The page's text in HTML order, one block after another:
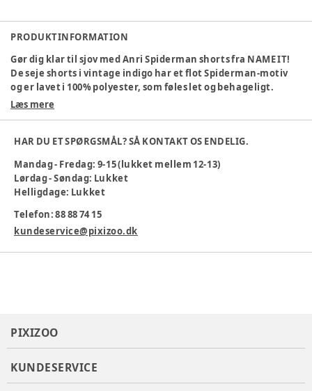
PRODUKTINFORMATION
Gør dig klar til sjov med Anri Spiderman shorts fra NAME IT!
De seje shorts i vintage indigo har et flot Spiderman-motiv
og er lavet i 100% polyester, som føles let og behageligt.
Perfekte til aktive børn, der elsker superhelte!
Materiale: 100% polyester
Blødt og åndbart materiale
Sejt Spiderman-print
Maskinvask 40 °C
Ideelle til leg og sport
Farve:Blå
Materiale:100% polyester
Læs mere
HAR DU ET SPØRGSMÅL? SÅ KONTAKT OS ENDELIG.
Mandag - Fredag: 9-15 (lukket mellem 12-13)
Lørdag - Søndag: Lukket
Helligdage: Lukket
Telefon: 88 88 74 15
kundeservice@pixizoo.dk
PIXIZOO
KUNDESERVICE